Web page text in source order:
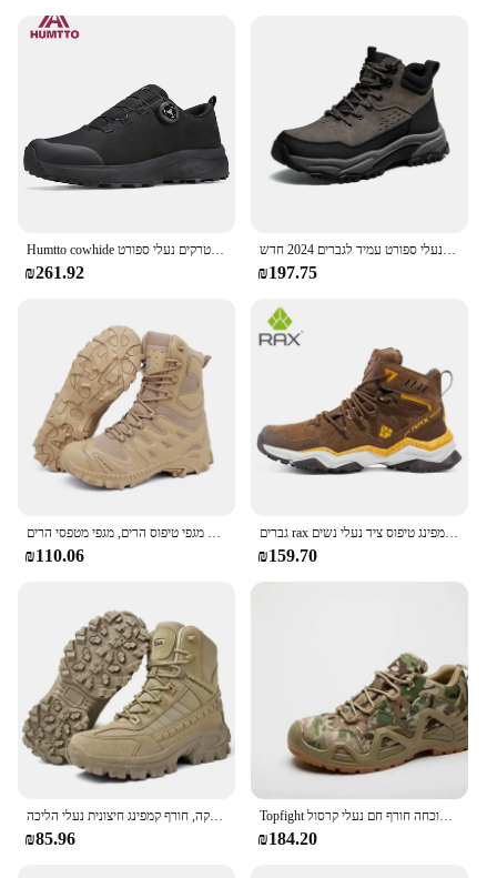
₪261.92 ₪197.75
₪110.06
גברים rax נעלי הליכה באמצע העליון עמיד למים חיצונית גברים נעלי גברים עור טרקים שביל קמפינג טיפוס ציד נעלי נשים
₪159.70
₪85.96
Topfight ירוק חתוך אמצע גברים חיתוך גברים של גודל האתחול 39-46 טקטית הליכה נעליים מים הוכחה חורף חם נעלי קרסול
₪184.20